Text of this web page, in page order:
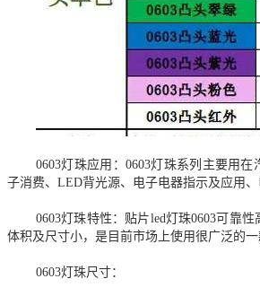
0603灯珠应用： 0603灯珠系列主要用
子消费、LED背光源、电子电器指示及应用、
0603灯珠特性：贴片led灯珠0603可靠
体积及尺寸小，是目前市场上使用很广泛的一
0603灯珠尺寸：